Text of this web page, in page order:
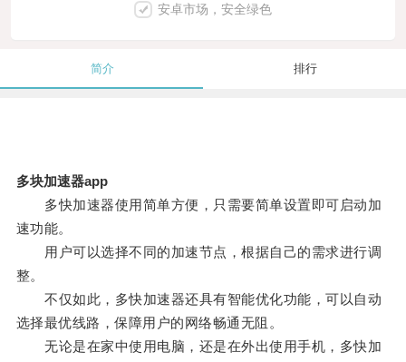
安卓市场，安全绿色
简介 排行
多块加速器app
多快加速器使用简单方便，只需要简单设置即可启动加
速功能。
用户可以选择不同的加速节点，根据自己的需求进行调
整。
不仅如此，多快加速器还具有智能优化功能，可以自动
选择最优线路，保障用户的网络畅通无阻。
无论是在家中使用电脑，还是在外出使用手机，多快加